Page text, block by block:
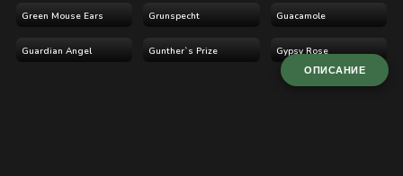
Green Mouse Ears Grunspecht Guacamole
Guardian Angel Gunther`s Prize Gypsy Rose
ОПИСАНИЕ